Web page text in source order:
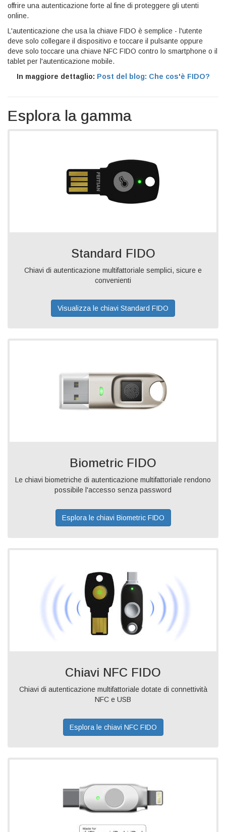
offrire una autenticazione forte al fine di proteggere gli utenti
online.
L'autenticazione che usa la chiave FIDO è semplice - l'utente
deve solo collegare il dispositivo e toccare il pulsante oppure
deve solo toccare una chiave NFC FIDO contro lo smartphone o il
tablet per l'autenticazione mobile.
In maggiore dettaglio: Post del blog: Che cos'è FIDO?
Esplora la gamma
Standard FIDO
Chiavi di autenticazione multifattoriale semplici, sicure e
convenienti
Visualizza le chiavi Standard FIDO
Biometric FIDO
Le chiavi biometriche di autenticazione multifattoriale rendono
possibile l'accesso senza password
Esplora le chiavi Biometric FIDO
Chiavi NFC FIDO
Chiavi di autenticazione multifattoriale dotate di connettività
NFC e USB
Esplora le chiavi NFC FIDO